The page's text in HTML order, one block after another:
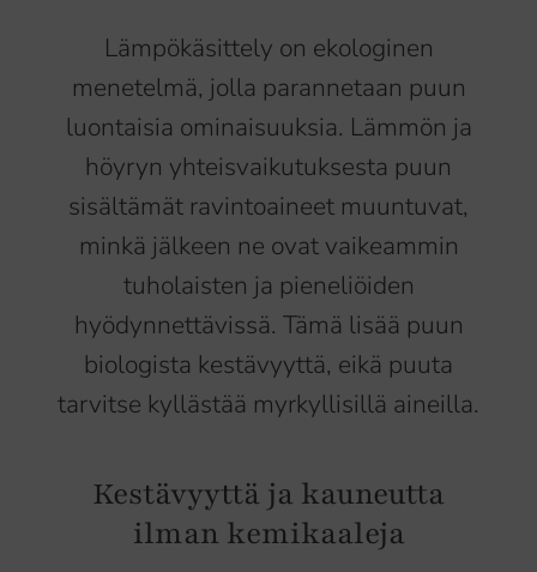
Lämpökäsittely on ekologinen
menetelmä, jolla parannetaan puun
luontaisia ominaisuuksia. Lämmön ja
höyryn yhteisvaikutuksesta puun
sisältämät ravintoaineet muuntuvat,
minkä jälkeen ne ovat vaikeammin
tuholaisten ja pieneliöiden
hyödynnettävissä. Tämä lisää puun
biologista kestävyyttä, eikä puuta
tarvitse kyllästää myrkyllisillä aineilla.
Kestävyyttä ja kauneutta
ilman kemikaaleja